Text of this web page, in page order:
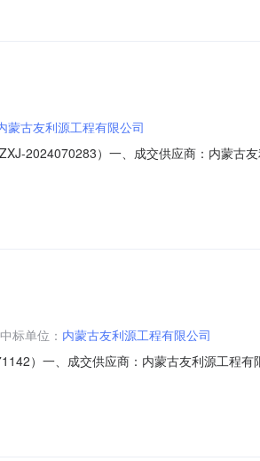
蒙古友利源工程有限公司
2024070283）一、成交供应商：内蒙古
010-58684581,010-58684581邮箱：
中标单位： 内蒙古友利源工程有限公司
）一、成交供应商：内蒙古友利源工程
箱：20013464@ceic.com投诉接收单位：